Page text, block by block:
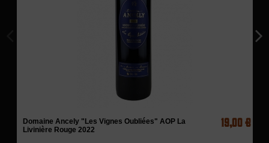
Domaine Ancely "Les Vignes Oubliées" AOP La
Livinière Rouge 2022
19,00 €